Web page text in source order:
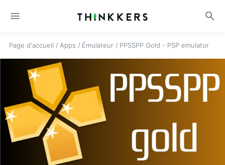
menu search
Page d'accueil / Apps / Émulateur/ PPSSPP Gold - PSP emulator